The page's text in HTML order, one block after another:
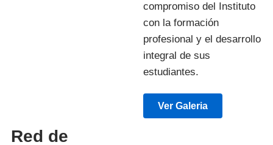
compromiso del Instituto
con la formación
profesional y el desarrollo
integral de sus
estudiantes.
Ver Galeria
Red de